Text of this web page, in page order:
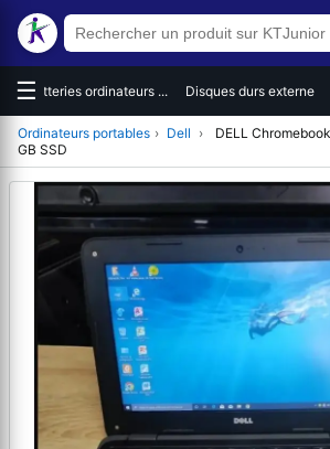
☰Batteries ordinateurs ... Disques durs externe
Ordinateurs portables › Dell ›
DELL
GB SSD